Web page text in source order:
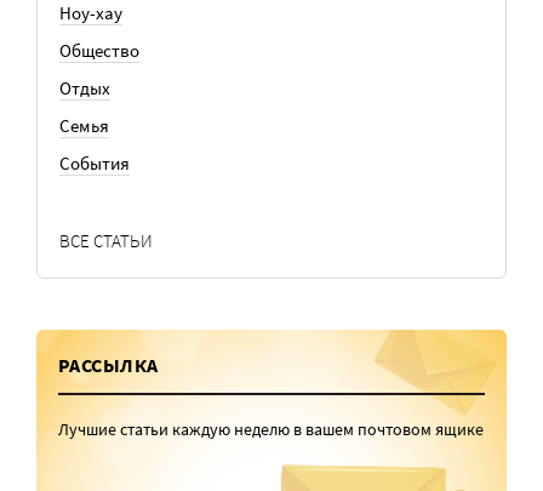
Ноу-хау
Общество
Отдых
Семья
События
ВСЕ СТАТЬИ
РАССЫЛКА
Лучшие статьи каждую неделю в вашем почтовом ящике